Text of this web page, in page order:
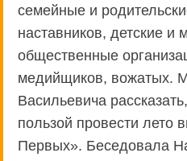
семейные и
наставников, детские
общественные
медийщиков, вожатых.
Васильевича
пользой провести лето
Первых». Беседовала